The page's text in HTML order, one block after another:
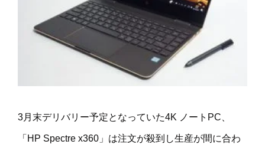
3月末デリバリー予定となっていた4K ノートPC、
「HP Spectre x360」は注文が殺到し生産が間に合わ